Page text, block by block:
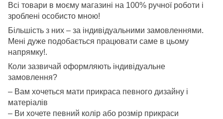
Всі товари в моєму магазині на 100% ручної роботи і
зроблені особисто мною!
Більшість з них – за індивідуальними замовленнями.
Мені дуже подобається працювати саме в цьому
напрямку!.
Коли зазвичай оформляють індивідуальне
замовлення?
– Вам хочеться мати прикраса певного дизайну і
матеріалів
– Ви хочете певний колір або розмір прикраси